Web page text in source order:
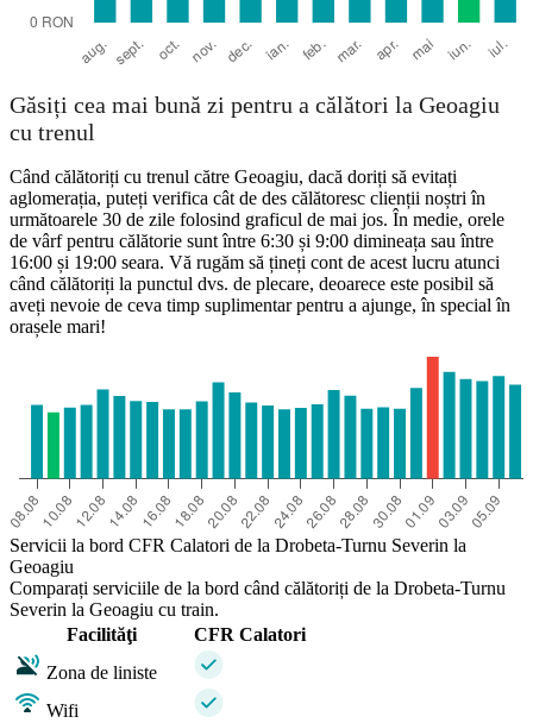
Găsiți cea mai bună zi pentru a călători la Geoagiu
cu trenul
Când călătoriți cu trenul către Geoagiu, dacă doriți să evitați
aglomerația, puteți verifica cât de des călătoresc clienții noștri în
următoarele 30 de zile folosind graficul de mai jos. În medie, orele
de vârf pentru călătorie sunt între 6:30 și 9:00 dimineața sau între
16:00 și 19:00 seara. Vă rugăm să țineți cont de acest lucru atunci
când călătoriți la punctul dvs. de plecare, deoarece este posibil să
aveți nevoie de ceva timp suplimentar pentru a ajunge, în special în
orașele mari!
Servicii la bord CFR Calatori de la Drobeta-Turnu Severin la
Geoagiu
Comparați serviciile de la bord când călătoriți de la Drobeta-Turnu
Severin la Geoagiu cu train.
Facilităţi
CFR Calatori
Zona de liniste
Wifi